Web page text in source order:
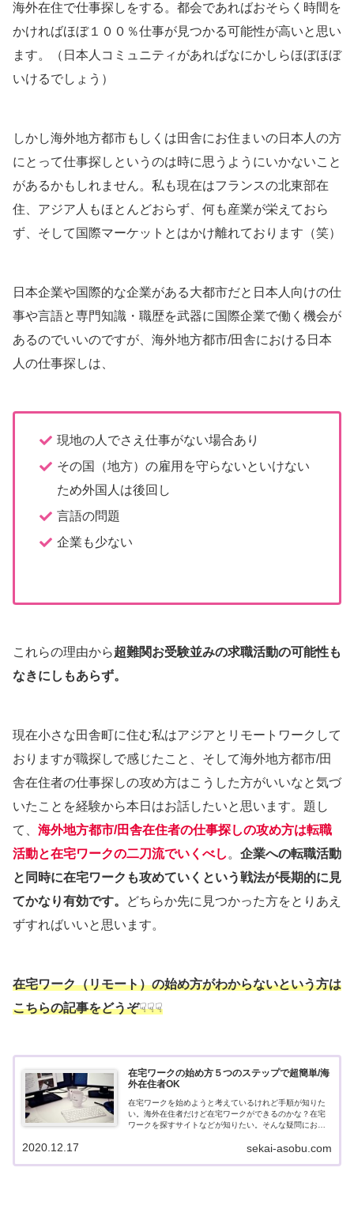
海外在住で仕事探しをする。都会であればおそらく時間を
かければほぼ１００％仕事が見つかる可能性が高いと思い
ます。（日本人コミュニティがあればなにかしらほぼほぼ
いけるでしょう）
しかし海外地方都市もしくは田舎にお住まいの日本人の方
にとって仕事探しというのは時に思うようにいかないこと
があるかもしれません。私も現在はフランスの北東部在
住、アジア人もほとんどおらず、何も産業が栄えておら
ず、そして国際マーケットとはかけ離れております（笑）
日本企業や国際的な企業がある大都市だと日本人向けの仕
事や言語と専門知識・職歴を武器に国際企業で働く機会が
あるのでいいのですが、海外地方都市/田舎における日本
人の仕事探しは、
現地の人でさえ仕事がない場合あり
その国（地方）の雇用を守らないといけない
ため外国人は後回し
言語の問題
企業も少ない
これらの理由から超難関お受験並みの求職活動の可能性も
なきにしもあらず。
現在小さな田舎町に住む私はアジアとリモートワークして
おりますが職探しで感じたこと、そして海外地方都市/田
舎在住者の仕事探しの攻め方はこうした方がいいなと気づ
いたことを経験から本日はお話したいと思います。題し
て、 海外地方都市/田舎在住者の仕事探しの攻め方は転職
活動と在宅ワークの二刀流でいくべし 。 企業への転職活動
と同時に在宅ワークも攻めていくという戦法が長期的に見
てかなり有効です。
どちらか先に見つかった方をとりあえ
ずすればいいと思います。
在宅ワーク（リモート）の始め方がわからないという方は
こちらの記事をどうぞ☟☟☟
在宅ワークの始め方５つのステップで超簡単/海
外在住者OK
在宅ワークを始めようと考えているけれど手順が知りた
い。海外在住者だけど在宅ワークができるのかな？在宅
ワークを探すサイトなどが知りたい。そんな疑問にお答
sekai-asobu.com
2020.12.17